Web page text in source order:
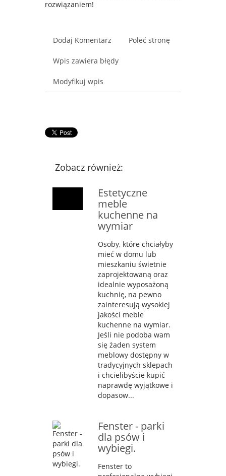
rozwiązaniem!
Dodaj Komentarz Poleć stronę
Wpis zawiera błędy
Modyfikuj wpis
Zobacz również:
Estetyczne
meble
kuchenne na
wymiar
Osoby, które chciałyby
mieć w domu lub
mieszkaniu świetnie
zaprojektowaną oraz
idealnie wyposażoną
kuchnię, na pewno
zainteresują wysokiej
jakości meble
kuchenne na wymiar.
Jeśli nie podoba wam
się żaden system
meblowy dostępny w
tradycyjnych sklepach
i chcielibyście kupić
naprawdę wyjątkowe i
dopasow...
Fenster - parki
dla psów i
wybiegi.
Fenster to